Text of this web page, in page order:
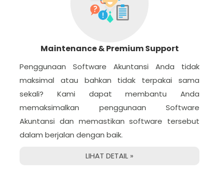
Maintenance & Premium Support
Penggunaan Software Akuntansi Anda tidak
maksimal atau bahkan tidak terpakai sama
sekali? Kami dapat membantu Anda
memaksimalkan penggunaan Software
Akuntansi dan memastikan software tersebut
dalam berjalan dengan baik.
LIHAT DETAIL »